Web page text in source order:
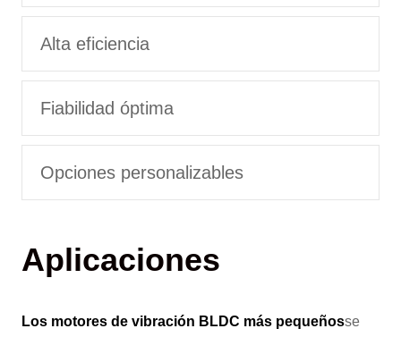
Alta eficiencia
Fiabilidad óptima
Opciones personalizables
Aplicaciones
Los motores de vibración BLDC más pequeñosse